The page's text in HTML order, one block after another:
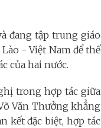
đang tập trung giáo
- Việt Nam để thế
của hai nước.
trong hợp tác giữa
Văn Thưởng khẳng
kết đặc biệt, hợp tác